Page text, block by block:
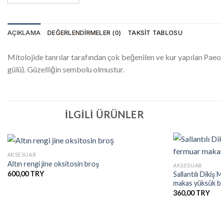
AÇIKLAMA DEĞERLENDIRMELER (0) TAKSIT TABLOSU
Mitolojide tanrılar tarafından çok beğenilen ve kur yapılan
gülü). Güzelliğin sembolu olmustur.
İLGILI ÜRÜNLER
+
AKSESUAR
Altın rengi jine oksitosin broş
600,00
AKSESUAR
Sallantılı Dikiş
makas yüksük
360,00